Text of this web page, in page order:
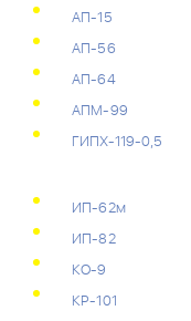
АП-15
АП-56
АП-64
АПМ-99
ГИПХ-119-0,5
ИП-62м
ИП-82
КО-9
КР-101